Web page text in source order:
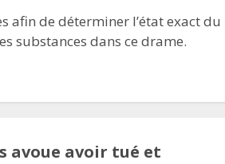
afin de déterminer l’état exact du
substances dans ce drame.
avoue avoir tué et